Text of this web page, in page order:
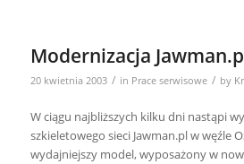
Modernizacja
20 kwietnia 2003 / in Prace serwisowe / by
W ciągu najbliższych kilku dni nastąpi
szkieletowego sieci Jawman.pl w węźle
wydajniejszy model, wyposażony w